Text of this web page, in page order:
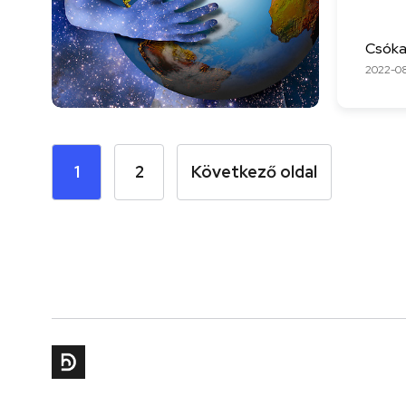
2022-
1 2 Következő oldal